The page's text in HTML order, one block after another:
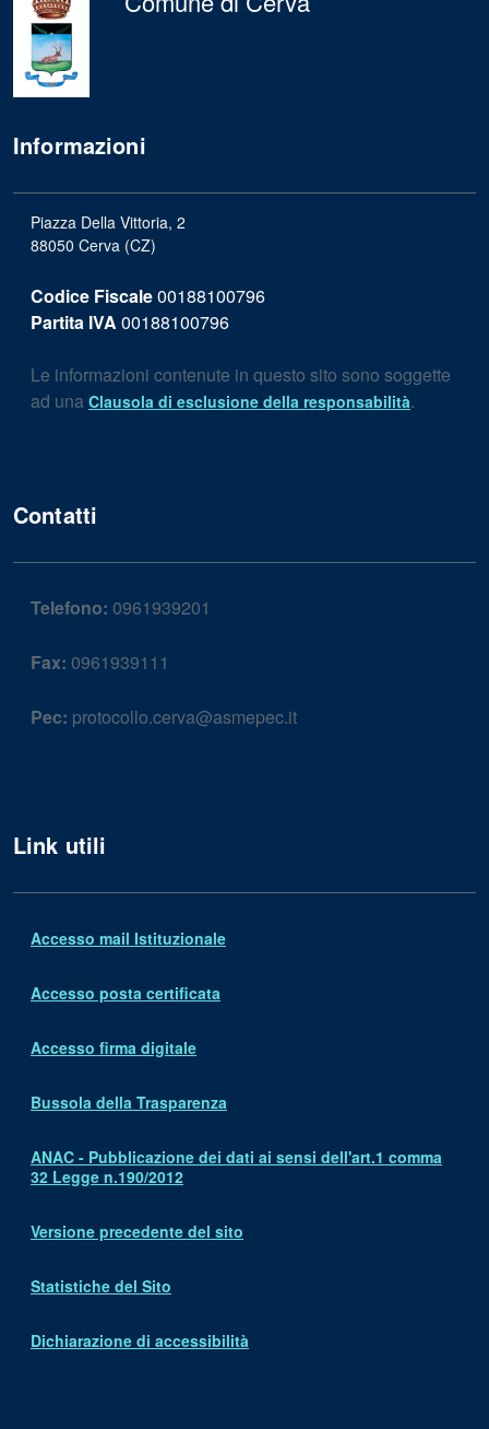
Informazioni
Piazza Della Vittoria, 2
88050 Cerva (CZ)
Codice Fiscale00188100796
Partita IVA 00188100796
Le informazioni contenute in questo sito sono soggette
ad una Clausola di esclusione della responsabilità.
Contatti
Telefono: 0961939201
Fax: 0961939111
Pec: protocollo.cerva@asmepec.it
Link utili
Accesso mail Istituzionale
Accesso posta certificata
Accesso firma digitale
Bussola della Trasparenza
ANAC - Pubblicazione dei dati ai sensi dell'art.1 comma
32 Legge n.190/2012
Versione precedente del sito
Statistiche del Sito
Dichiarazione di accessibilità